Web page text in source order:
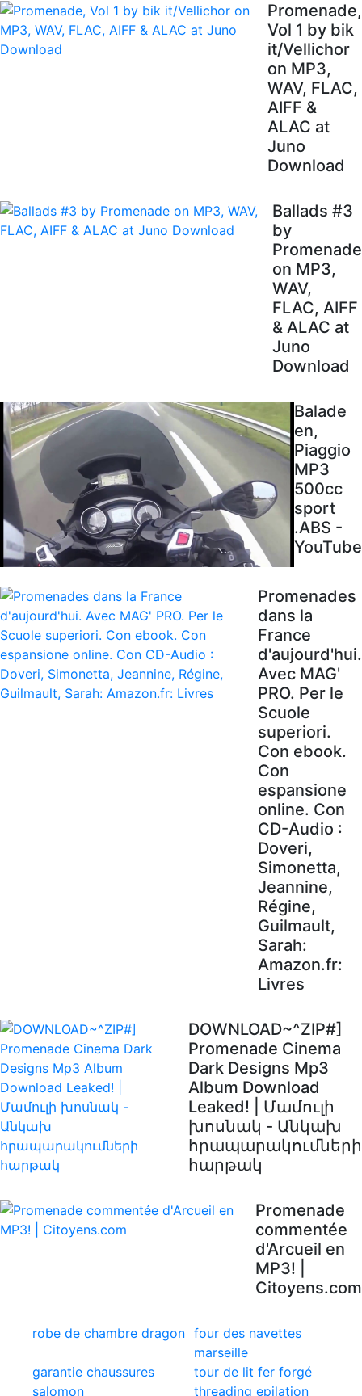
Promenade,
Vol 1 by bik
it/Vellichor
on MP3,
WAV, FLAC,
AIFF &
ALAC at
Juno
Download
Ballads #3
by
Promenade
on MP3,
WAV,
FLAC, AIFF
& ALAC at
Juno
Download
Balade
en,
Piaggio
MP3
500cc
sport
.ABS -
YouTube
Promenades
dans la
France
d'aujourd'hui.
Avec MAG'
PRO. Per le
Scuole
superiori.
Con ebook.
Con
espansione
online. Con
CD-Audio :
Doveri,
Simonetta,
Jeannine,
Régine,
Guilmault,
Sarah:
Amazon.fr:
Livres
DOWNLOAD~^ZIP#]
Promenade Cinema
Dark Designs Mp3
Album Download
Leaked! | Մամուլի
խոսնակ - Անկախ
հրապարակումների
հարթակ
Promenade
commentée
d'Arcueil en
MP3! |
Citoyens.com
robe de chambre dragon four des navettes
marseille
garantie chaussures
salomon
tour de lit fer forgé
threading epilation